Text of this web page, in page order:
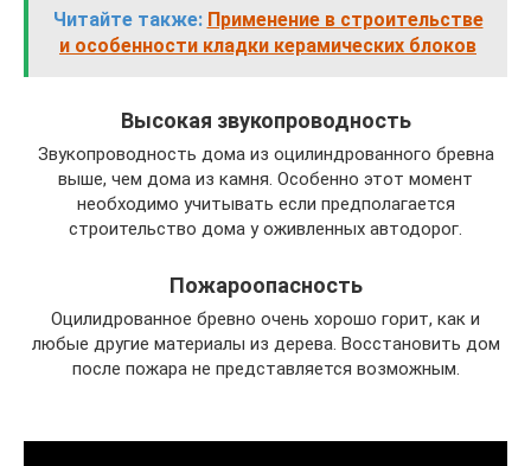
Читайте также: Применение в строительстве
и особенности кладки керамических блоков
Высокая звукопроводность
Звукопроводность дома из оцилиндрованного бревна
выше, чем дома из камня. Особенно этот момент
необходимо учитывать если предполагается
строительство дома у оживленных автодорог.
Пожароопасность
Оцилидрованное бревно очень хорошо горит, как и
любые другие материалы из дерева. Восстановить дом
после пожара не представляется возможным.